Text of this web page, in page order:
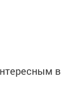
в